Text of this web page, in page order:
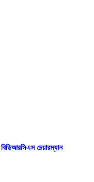
বিডিআরসিএস চেয়ারম্যান